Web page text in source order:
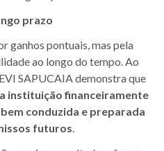
prazo
ganhos pontuais, mas pela
ao longo do tempo. Ao
SAPUCAIA demonstra que
instituição financeiramente
conduzida e preparada
futuros.